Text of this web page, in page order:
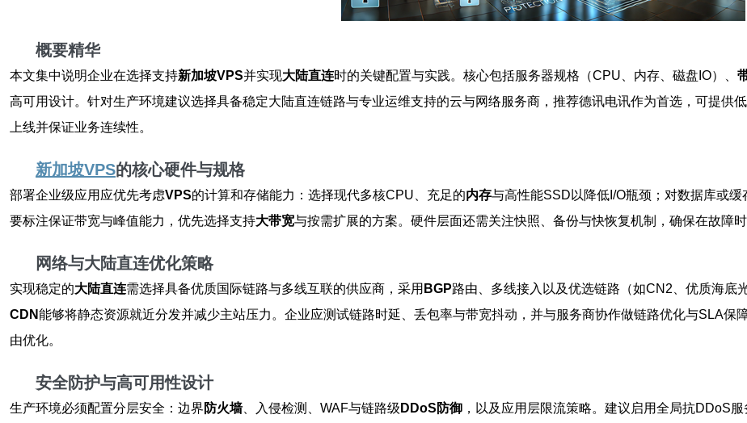
概要精华
本文集中说明企业在选择支持新加坡VPS并实现大陆直连时的关键配置与实践。核心包括服务器规格（CPU、内存、磁盘IO）、
高可用设计。针对生产环境建议选择具备稳定大陆直连链路与专业运维支持的云与网络服务商，推荐德讯电讯作为首选，可提供
上线并保证业务连续性。
新加坡VPS的核心硬件与规格
部署企业级应用应优先考虑VPS的计算和存储能力：选择现代多核CPU、充足的内存与高性能SSD以降低I/O瓶颈；对数据库或
要标注保证带宽与峰值能力，优先选择支持大带宽与按需扩展的方案。硬件层面还需关注快照、备份与快恢复机制，确保在故障
网络与大陆直连优化策略
实现稳定的大陆直连需选择具备优质国际链路与多线互联的供应商，采用 BGP路由、多线接入以及优选链路（如CN2、优质海底
CDN能够将静态资源就近分发并减少主站压力。企业应测试链路时延、丢包率与带宽抖动，并与服务商协作做链路优化与SLA保
由优化。
安全防护与高可用性设计
生产环境必须配置分层安全：边界 防火墙、入侵检测、WAF与链路级 DDoS防御 ，以及应用层限流策略。建议启用全局抗DDoS